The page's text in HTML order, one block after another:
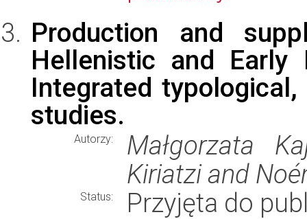
Production and
Hellenistic and Early
Integrated
studies.
Autorzy:
Małgorzata
Kiriatzi and
Status: Przyjęta do